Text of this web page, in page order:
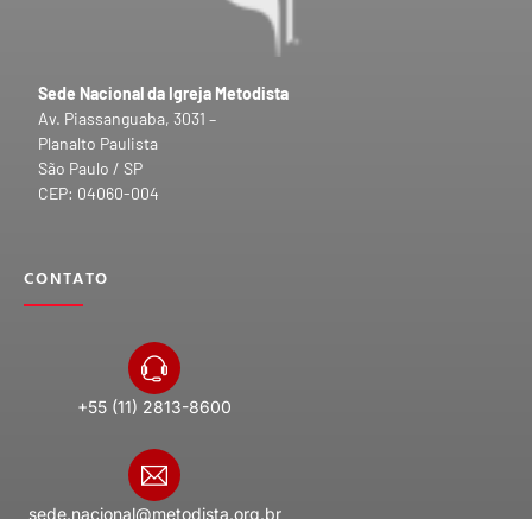
Sede Nacional da Igreja Metodista
Av. Piassanguaba, 3031 –
Planalto Paulista
São Paulo / SP
CEP: 04060-004
CONTATO
+55 (11) 2813-8600
sede.nacional@metodista.org.br